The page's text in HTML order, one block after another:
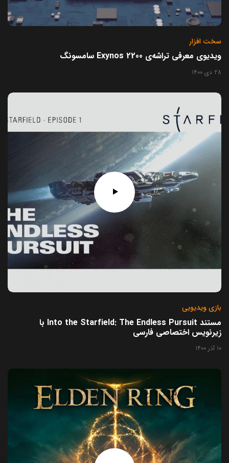
سخت افزار
ویدیوی معرفی تراشه‌ی Exynos 2200 سامسونگ
28 دی 1400
بازی ویدیویی
مستند Into the Starfield: The Endless Pursuit با
زیرنویس اختصاصی فارسی
10 آذر 1400